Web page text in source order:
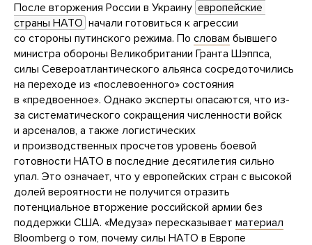
После вторжения России в Украину европейские
страны НАТО начали готовиться к агрессии
со стороны путинского режима. По словам бывшего
министра обороны Великобритании Гранта Шэппса,
силы Североатлантического альянса сосредоточились
на переходе из «послевоенного» состояния
в «предвоенное». Однако эксперты опасаются, что из-
за систематического сокращения численности войск
и арсеналов, а также логистических
и производственных просчетов уровень боевой
готовности НАТО в последние десятилетия сильно
упал. Это означает, что у европейских стран с высокой
долей вероятности не получится отразить
потенциальное вторжение российской армии без
поддержки США. «Медуза» пересказывает материал
Bloomberg о том, почему силы НАТО в Европе